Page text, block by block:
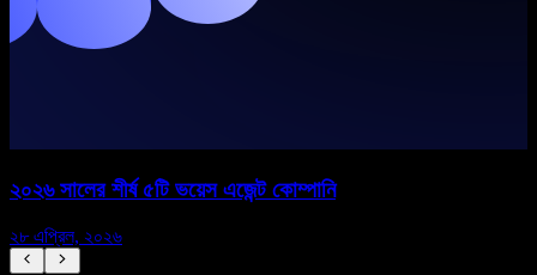
২০২৬ সালের শীর্ষ ৫টি ভয়েস এজেন্ট কোম্পানি
২৮ এপ্রিল, ২০২৬